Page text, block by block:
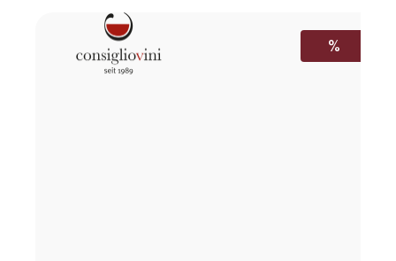
Bildergalerie überspringen
RABATT
%